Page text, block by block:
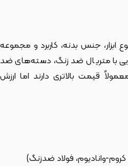
ابزار، جنس بدنه، کاربرد و مجموعه
با متریال ضد زنگ، دسته‌های ضد
قیمت بالاتری دارند اما ارزش
وانادیوم، فولاد ضدزنگ)